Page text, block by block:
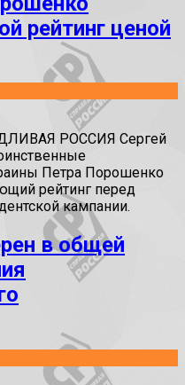
рейтинг ценой
РОССИЯ Сергей
Петра Порошенко
рейтинг перед
кампании.
в общей